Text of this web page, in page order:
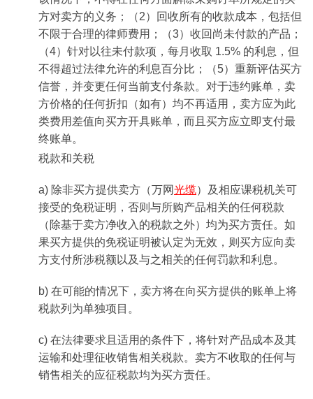
方对卖方的义务；（2）回收所有的收款成本，包括但
不限于合理的律师费用；（3）收回尚未付款的产品；
（4）针对以往未付款项，每月收取 1.5% 的利息，但
不得超过法律允许的利息百分比；（5）重新评估买方
信誉，并变更任何当前支付条款。对于违约账单，卖
方价格的任何折扣（如有）均不再适用，卖方应为此
类费用差值向买方开具账单，而且买方应立即支付最
终账单。
税款和关税
a) 除非买方提供卖方（万网光缆）及相应课税机关可
接受的免税证明，否则与所购产品相关的任何税款
（除基于卖方净收入的税款之外）均为买方责任。如
果买方提供的免税证明被认定为无效，则买方应向卖
方支付所涉税额以及与之相关的任何罚款和利息。
b) 在可能的情况下，卖方将在向买方提供的账单上将
税款列为单独项目。
c) 在法律要求且适用的条件下，将针对产品成本及其
运输和处理征收销售相关税款。卖方不收取的任何与
销售相关的应征税款均为买方责任。